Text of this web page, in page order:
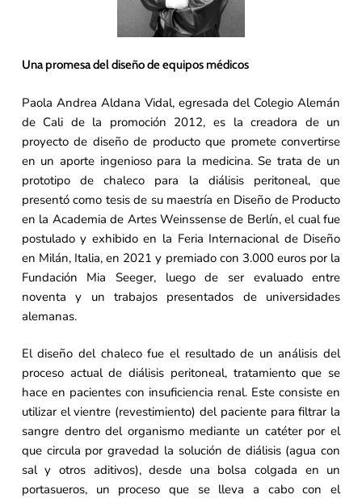
Una promesa del diseño de equipos médicos
Paola Andrea Aldana Vidal, egresada del Colegio Alemán
de Cali de la promoción 2012, es la creadora de un
proyecto de diseño de producto que promete convertirse
en un aporte ingenioso para la medicina. Se trata de un
prototipo de chaleco para la diálisis peritoneal, que
presentó como tesis de su maestría en Diseño de Producto
en la Academia de Artes Weinssense de Berlín, el cual fue
postulado y exhibido en la Feria Internacional de Diseño
en Milán, Italia, en 2021 y premiado con 3.000 euros por la
Fundación Mia Seeger, luego de ser evaluado entre
noventa y un trabajos presentados de universidades
alemanas.
El diseño del chaleco fue el resultado de un análisis del
proceso actual de diálisis peritoneal, tratamiento que se
hace en pacientes con insuficiencia renal. Este consiste en
utilizar el vientre (revestimiento) del paciente para filtrar la
sangre dentro del organismo mediante un catéter por el
que circula por gravedad la solución de diálisis (agua con
sal y otros aditivos), desde una bolsa colgada en un
portasueros, un proceso que se lleva a cabo con el